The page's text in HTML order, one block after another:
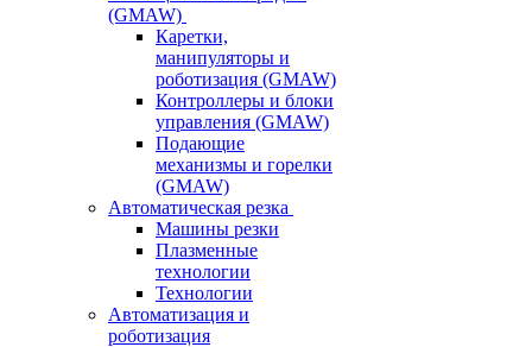
(GMAW)
Каретки,
манипуляторы и
роботизация (GMAW)
Контроллеры и блоки
управления (GMAW)
Подающие
механизмы и горелки
(GMAW)
Автоматическая резка
Машины резки
Плазменные
технологии
Технологии
Автоматизация и
роботизация